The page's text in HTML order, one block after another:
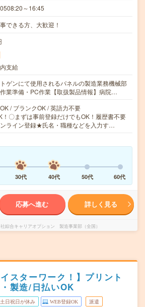
～16:45
できる方、大歓迎！
支給
ゲンにて使用されるパネルの製造業務機械部
業準備・PC作業【取扱製品情報】病院…
/ ブランクOK / 英語力不要
〇まずは事前登録だけでもOK！履歴書不要
ライン登録★氏名・職種などを入力す…
30代 40代 50代 60代
応募へ進む 詳しく見る
綜合キャリアオプション 製造事業部（全国）
スターワーク！】プリント
製造/日払いOK
土日祝日が休み WEB登録OK 派遣